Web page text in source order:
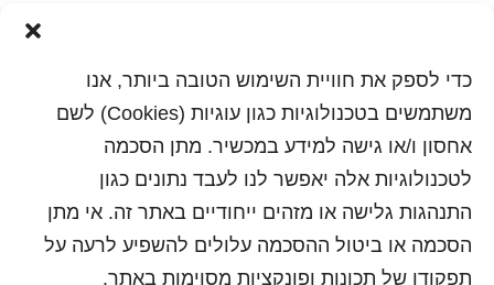
כדי לספק את חוויית השימוש הטובה ביותר, אנו
משתמשים בטכנולוגיות כגון עוגיות (Cookies) לשם
אחסון ו/או גישה למידע במכשיר. מתן הסכמה
לטכנולוגיות אלה יאפשר לנו לעבד נתונים כגון
התנהגות גלישה או מזהים ייחודיים באתר זה. אי מתן
הסכמה או ביטול ההסכמה עלולים להשפיע לרעה על
תפקודן של תכונות ופונקציות מסוימות באתר.
שלח לחבר
כל הזכויות שמורות לשראל 2018 | עיצוב ותכנות: סטודיו
"היוצרים"